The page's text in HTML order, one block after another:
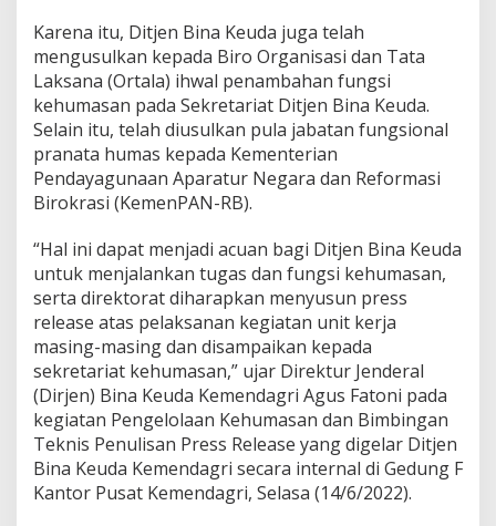
e
k
u
a
t
F
u
n
g
i
K
e
h
u
m
a
a
n
Karena itu, Ditjen Bina Keuda juga telah
mengusulkan kepada Biro Organisasi dan Tata
Laksana (Ortala) ihwal penambahan fungsi
kehumasan pada Sekretariat Ditjen Bina Keuda.
Selain itu, telah diusulkan pula jabatan fungsional
pranata humas kepada Kementerian
Pendayagunaan Aparatur Negara dan Reformasi
Birokrasi (KemenPAN-RB).
“Hal ini dapat menjadi acuan bagi Ditjen Bina Keuda
untuk menjalankan tugas dan fungsi kehumasan,
serta direktorat diharapkan menyusun press
release atas pelaksanan kegiatan unit kerja
masing-masing dan disampaikan kepada
sekretariat kehumasan,” ujar Direktur Jenderal
(Dirjen) Bina Keuda Kemendagri Agus Fatoni pada
kegiatan Pengelolaan Kehumasan dan Bimbingan
Teknis Penulisan Press Release yang digelar Ditjen
Bina Keuda Kemendagri secara internal di Gedung F
Kantor Pusat Kemendagri, Selasa (14/6/2022).